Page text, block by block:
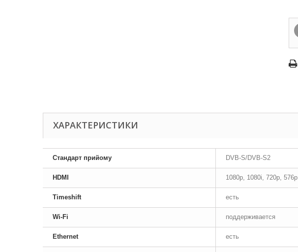
ХАРАКТЕРИСТИКИ
Стандарт прийому DVB-S/DVB-S2
HDMI 1080p, 1080i, 720p, 576p
Timeshift есть
Wi-Fi поддерживается
Ethernet есть